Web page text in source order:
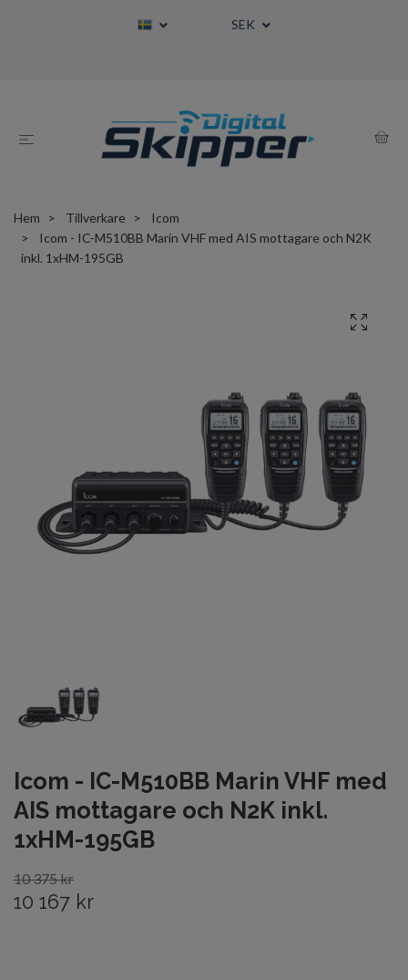
SEK
Hem Tillverkare
Icom
Icom - IC-M510BB Marin VHF med AIS mottagare och N2K
inkl. 1xHM-195GB
Icom - IC-M510BB Marin VHF med
AIS mottagare och N2K inkl.
1xHM-195GB
10 375 kr
10 167 kr